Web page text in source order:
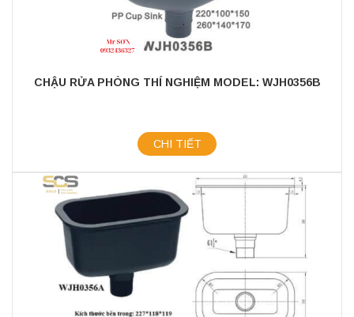
CHẬU RỬA PHÒNG THÍ NGHIỆM MODEL: WJH0356B
CHI TIẾT